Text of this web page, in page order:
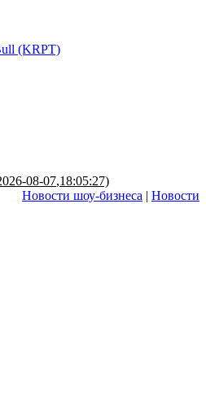
08-07,18:05:27)
Новости шоу-бизнеса | Новости